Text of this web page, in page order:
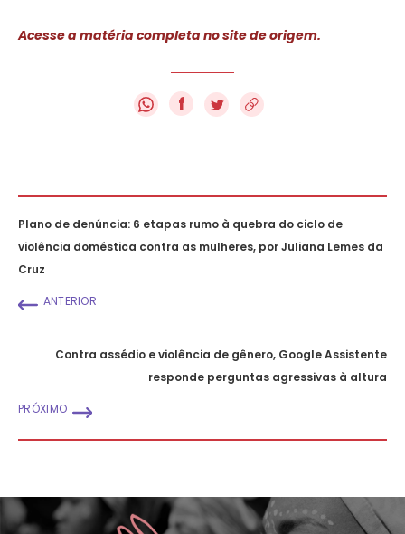
Acesse a matéria completa no site de origem.
f
Plano de denúncia: 6 etapas rumo à quebra do ciclo de
violência doméstica contra as mulheres, por Juliana Lemes da
Cruz
ANTERIOR
Contra assédio e violência de gênero, Google Assistente
responde perguntas agressivas à altura
PRÓXIMO